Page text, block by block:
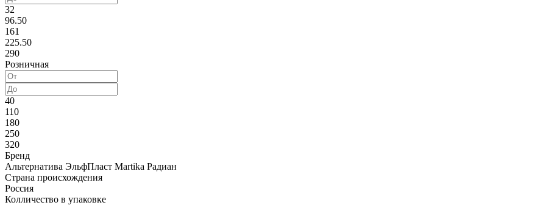
32
96.50
161
225.50
290
Розничная
40
110
180
250
320
Бренд
Альтернатива ЭльфПласт Martika Радиан
Страна происхождения
Россия
Колличество в упаковке